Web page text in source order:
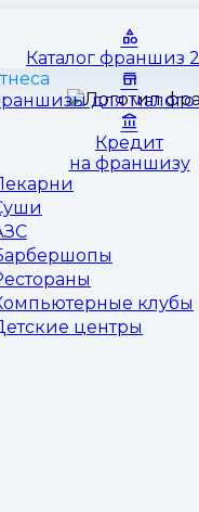
Каталог франшиз
для малого
Кредит
на франшизу
клубы
центры